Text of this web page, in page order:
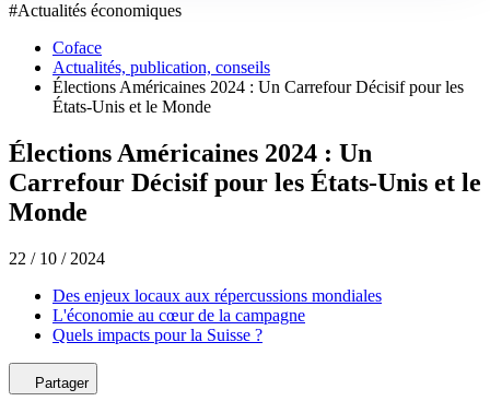
#Actualités économiques
Coface
Actualités, publication, conseils
Élections Américaines 2024 : Un Carrefour Décisif pour les
États-Unis et le Monde
Élections Américaines 2024 : Un
Carrefour Décisif pour les États-Unis et le
Monde
22 / 10 / 2024
Des enjeux locaux aux répercussions mondiales
L'économie au cœur de la campagne
Quels impacts pour la Suisse ?
Partager